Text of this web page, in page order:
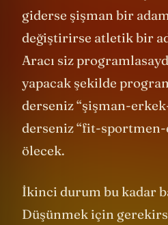
sürücüsüz arabanın
giderse şişman bir
değiştirirse atletik bir
Aracı siz
yapacak şekilde
derseniz “şişman-erkek-
derseniz “fit-sportmen-
İkinci durum bu kadar